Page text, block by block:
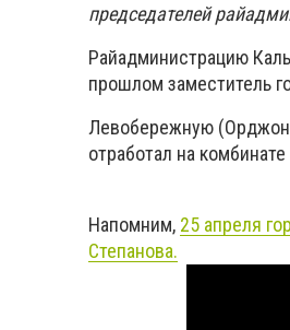
председателей
Райадминистрацию
прошлом заместитель
Левобережную
отработал на
Напомним, 25 апреля
Степанова.